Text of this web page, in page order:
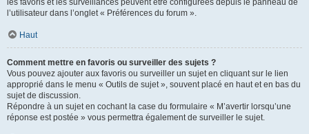
les favoris et les surveillances peuvent être configurées depuis le panneau de
l’utilisateur dans l’onglet « Préférences du forum ».
Haut
Comment mettre en favoris ou surveiller des sujets ?
Vous pouvez ajouter aux favoris ou surveiller un sujet en cliquant sur le lien
approprié dans le menu « Outils de sujet », souvent placé en haut et en bas du
sujet de discussion.
Répondre à un sujet en cochant la case du formulaire « M’avertir lorsqu’une
réponse est postée » vous permettra également de surveiller le sujet.